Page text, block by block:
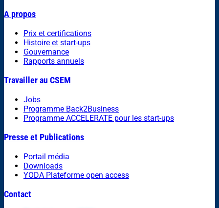
A propos
Prix et certifications
Histoire et start-ups
Gouvernance
Rapports annuels
Travailler au CSEM
Jobs
Programme Back2Business
Programme ACCELERATE pour les start-ups
Presse et Publications
Portail média
Downloads
YODA Plateforme open access
Contact